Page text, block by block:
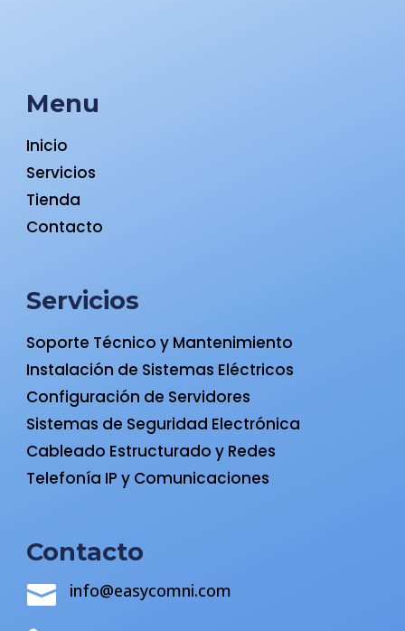
Menu
Inicio
Servicios
Tienda
Contacto
Servicios
Soporte Técnico y Mantenimiento
Instalación de Sistemas Eléctricos
Configuración de Servidores
Sistemas de Seguridad Electrónica
Cableado Estructurado y Redes
Telefonía IP y Comunicaciones
Contacto
 info@easycomni.com